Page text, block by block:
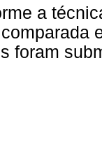
a
foram